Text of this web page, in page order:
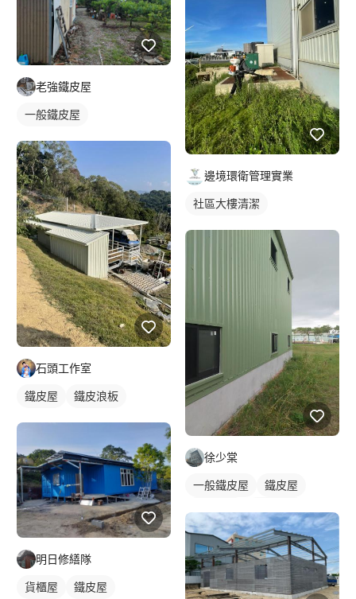
老強鐵皮屋
一般鐵皮屋
石頭工作室
鐵皮屋 鐵皮浪板
明日修繕隊
貨櫃屋 鐵皮屋
邊境環衛管理實業
社區大樓清潔
徐少棠
一般鐵皮屋
鐵皮屋